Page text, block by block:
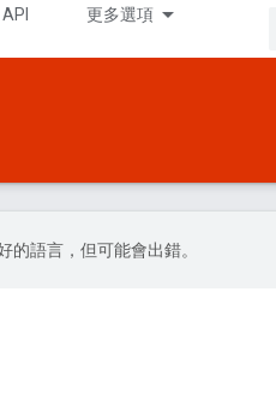
API 更多選項
的語言，但可能會出錯。